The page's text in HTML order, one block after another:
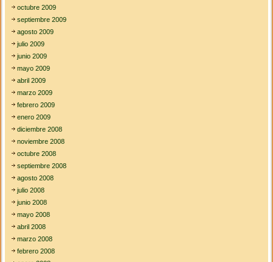
octubre 2009
septiembre 2009
agosto 2009
julio 2009
junio 2009
mayo 2009
abril 2009
marzo 2009
febrero 2009
enero 2009
diciembre 2008
noviembre 2008
octubre 2008
septiembre 2008
agosto 2008
julio 2008
junio 2008
mayo 2008
abril 2008
marzo 2008
febrero 2008